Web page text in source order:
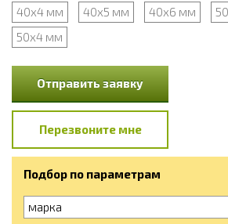
40х4 мм
40х5 мм 40х6 мм
50х4 мм
Отправить заявку
Перезвоните мне
Подбор по параметрам
марка